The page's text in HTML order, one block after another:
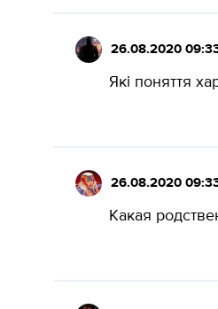
26.08.2020
Які поняття
26.08.2020
Какая